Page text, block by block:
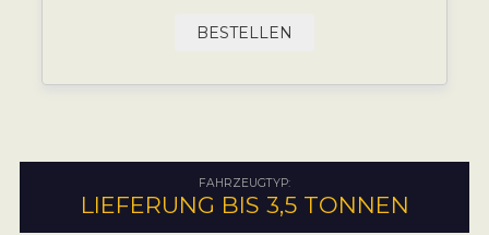
BESTELLEN
FAHRZEUGTYP:
LIEFERUNG BIS 3,5 TONNEN